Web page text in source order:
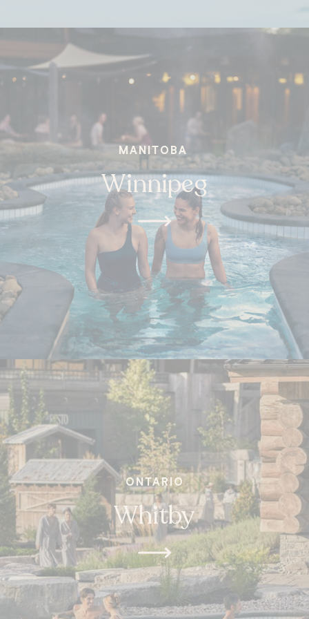
MANITOBA
Winnipeg
ONTARIO
Whitby